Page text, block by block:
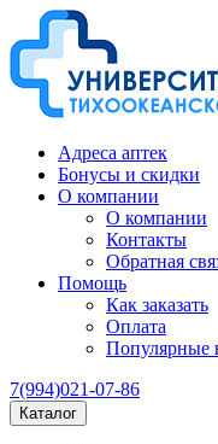
Адреса аптек
Бонусы и скидки
О компании
О компании
Контакты
Обратная
Помощь
Как заказать
Оплата
Популярные
7(994)021-07-86
Каталог